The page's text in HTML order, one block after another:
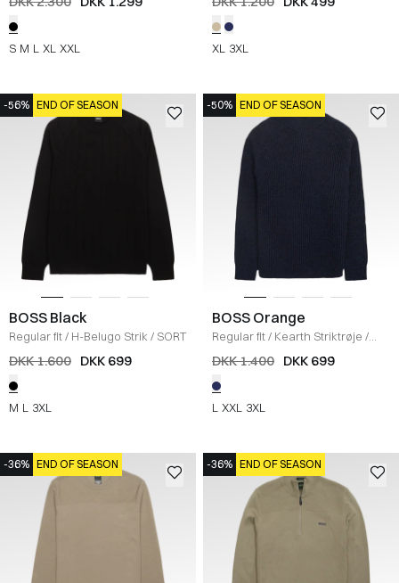
S M L XL XXL XL 3XL
-56% END OF SEASON
BOSS Black
Regular fit/ H-Belugo Strik / SORT
DKK 1.600 DKK 699
M L 3XL
-50% END OF SEASON
BOSS Orange
Regular fit/ Kearth Striktrøje /
NAVY
DKK 1.400 DKK 699
L XXL 3XL
-36% END OF SEASON -36% END OF SEASON